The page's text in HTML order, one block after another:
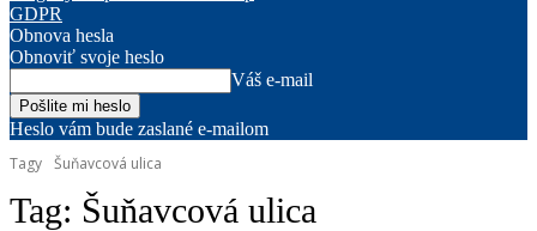
GDPR
Obnova hesla
Obnoviť svoje heslo
Váš e-mail
Heslo vám bude zaslané e-mailom
Tagy Šuňavcová ulica
Tag: Šuňavcová ulica